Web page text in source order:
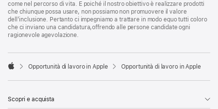
come nel percorso di vita. E poiché il nostro obiettivo è realizzare prodotti
che chiunque possa usare, non possiamo non promuovere il valore
dell’inclusione. Pertanto ci impegniamo a trattare in modo equo tutti coloro
che ci inviano una candidatura,offrendo alle persone candidate ogni
ragionevole agevolazione.

Opportunità di lavoro in Apple Opportunità di lavoro in Apple
Scopri e acquista